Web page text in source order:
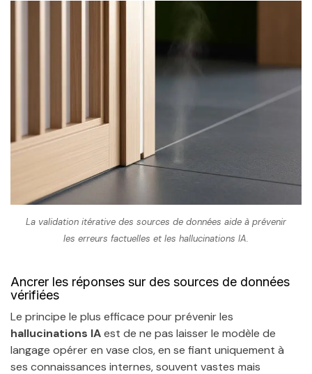
La validation itérative des sources de données aide à prévenir
les erreurs factuelles et les hallucinations IA.
Ancrer les réponses sur des sources de données
vérifiées
Le principe le plus efficace pour prévenir les
hallucinations IAest de ne pas laisser le modèle de
langage opérer en vase clos, en se fiant uniquement à
ses connaissances internes, souvent vastes mais